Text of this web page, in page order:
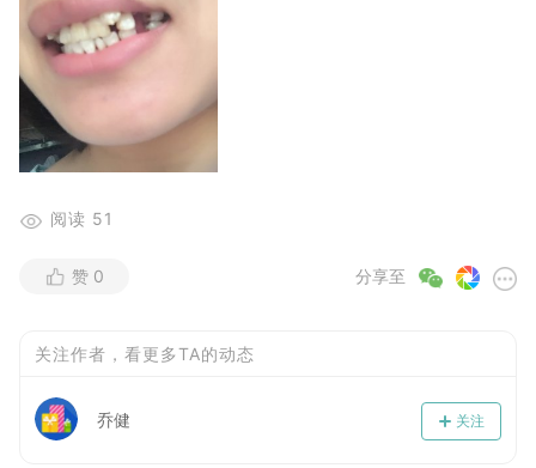
阅读 51
分享至
赞 0
关注作者，看更多TA的动态
关注
乔健